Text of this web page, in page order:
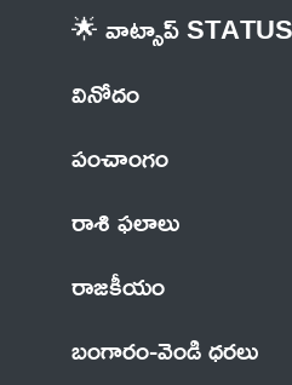
🌟 వాట్సాప్ STATUS
వినోదం
పంచాంగం
రాశి ఫలాలు
రాజకీయం
బంగారం-వెండి ధరలు